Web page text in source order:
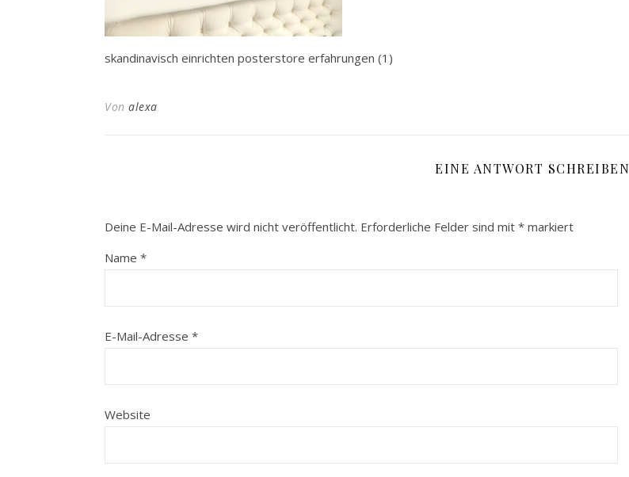
skandinavisch einrichten posterstore erfahrungen (1)
Von alexa
EINE ANTWORT SCHREIBEN
Deine E-Mail-Adresse wird nicht veröffentlicht. Erforderliche Felder sind mit * markiert
Name *
E-Mail-Adresse *
Website